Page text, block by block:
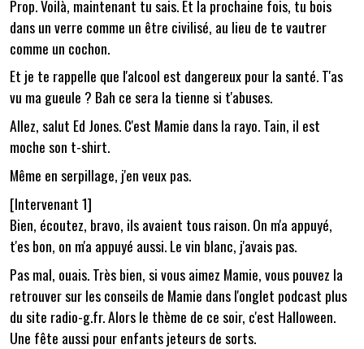
Prop. Voilà, maintenant tu sais. Et la prochaine fois, tu bois
dans un verre comme un être civilisé, au lieu de te vautrer
comme un cochon.
Et je te rappelle que l'alcool est dangereux pour la santé. T'as
vu ma gueule ? Bah ce sera la tienne si t'abuses.
Allez, salut Ed Jones. C'est Mamie dans la rayo. Tain, il est
moche son t-shirt.
Même en serpillage, j'en veux pas.
[Intervenant 1]
Bien, écoutez, bravo, ils avaient tous raison. On m'a appuyé,
t'es bon, on m'a appuyé aussi. Le vin blanc, j'avais pas.
Pas mal, ouais. Très bien, si vous aimez Mamie, vous pouvez la
retrouver sur les conseils de Mamie dans l'onglet podcast plus
du site radio-g.fr. Alors le thème de ce soir, c'est Halloween.
Une fête aussi pour enfants jeteurs de sorts.